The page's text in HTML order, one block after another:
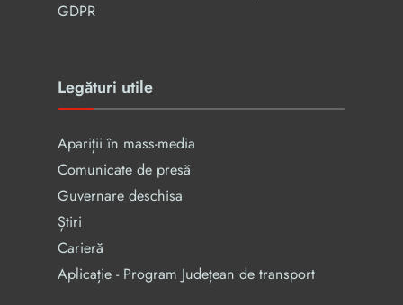
GDPR
Legături utile
Apariții în mass-media
Comunicate de presă
Guvernare deschisa
Știri
Carieră
Aplicație - Program Județean de transport